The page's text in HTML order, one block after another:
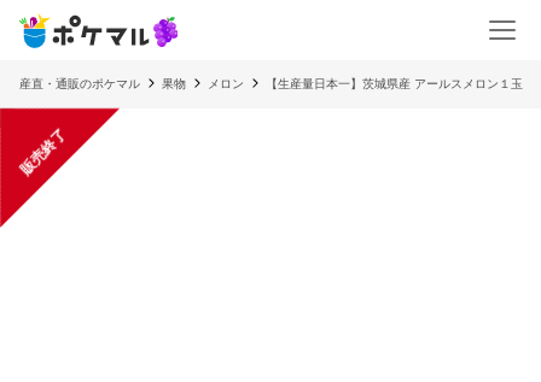
産直・通販のポケマル 果物 メロン 【生産量日本一】茨城県産 アールスメロン１玉
販売終了